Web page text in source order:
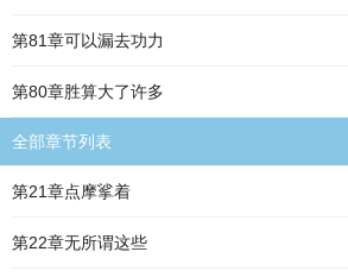
第81章可以漏去功力
第80章胜算大了许多
全部章节列表
第21章点摩挲着
第22章无所谓这些